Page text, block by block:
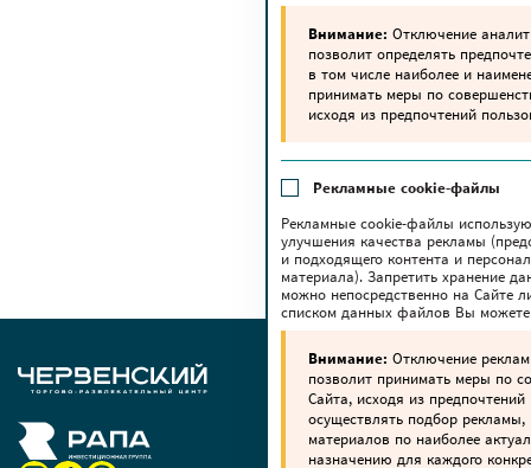
Внимание: Отключение
позволит определять
в том числе наиболее и
принимать меры по
исходя из предпочтений
Рекламные cookie-файлы
Рекламные cookie-файлы
улучшения качества рекламы
и подходящего контента и
материала). Запретить хранение
можно непосредственно на Сайте
списком данных файлов Вы
Внимание: Отключение
позволит принимать меры по
Сайта, исходя из
осуществлять подбор
материалов по наиболее
назначению для каждого